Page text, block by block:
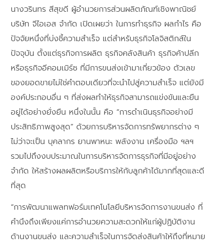
นางวรินทร สีสุขดี ผู้อำนวยการส่วนผลิตภัณฑ์เชิงพาณิชย์
บริษัท จีไอเอส จำกัด เปิดเผยว่า ในการทำธุรกิจ ผลกำไร คือ
ปัจจัยหนึ่งที่บ่งชี้ความสำเร็จ แต่สำหรับธุรกิจโลจิสติกส์ใน
ปัจจุบัน ตั้งแต่ธุรกิจการผลิต ธุรกิจคลังสินค้า ธุรกิจค้าปลีก
หรือธุรกิจอีคอมเมิร์ซ ที่มีการขนส่งเข้ามาเกี่ยวข้อง ตัวเลข
ของยอดขายไม่ใช่คำตอบเดียวที่จะนำไปสู่ความสำเร็จ แต่ยังมี
องค์ประกอบอื่น ๆ ที่ส่งผลทำให้ธุรกิจสามารถแข่งขันและยืน
อยู่ได้อย่างยั่งยืน หนึ่งในนั้น คือ “การดำเนินธุรกิจอย่างมี
ประสิทธิภาพสูงสุด” ด้วยการบริหารจัดการทรัพยากรต่าง ๆ
ไม่ว่าจะเป็น บุคลากร ยานพาหนะ พลังงาน เครื่องมือ ฯลฯ
รวมไปถึงงบประมาณในการบริหารจัดการธุรกิจที่มีอยู่อย่าง
จำกัด ให้สร้างผลผลิตหรือบริการให้กับลูกค้าได้มากที่สุดและดี
ที่สุด
“การพัฒนาแพลทฟอร์มเทคโนโลยีบริหารจัดการงานขนส่ง ที่
คำนึงถึงเพียงแค่การอำนวยความสะดวกให้แก่ผู้ปฏิบัติงาน
ด้านงานขนส่ง และความสำเร็จในการจัดส่งสินค้าให้ถึงที่หมาย